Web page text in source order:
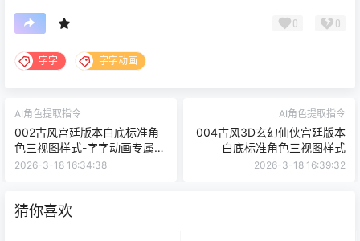
0 0
字字 字字动画
AI角色提取指令
002古风宫廷版本白底标准角
色三视图样式-字字动画专属指
令
2026-3-18 16:34:38
AI角色提取指令
004古风3D玄幻仙侠宫廷版本
白底标准角色三视图样式
2026-3-18 16:39:32
猜你喜欢